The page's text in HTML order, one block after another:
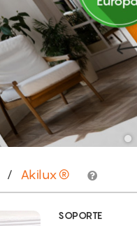
/ Akilux®
SOPORTE